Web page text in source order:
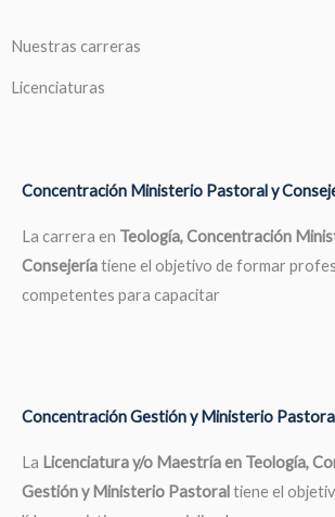
Nuestras carreras
Licenciaturas
Concentración Ministerio Pastoral y
La carrera en Teología, Concentración
Consejeríatiene el objetivo de formar
competentes para capacitar
Concentración Gestión y Ministerio
La Licenciatura y/o Maestría en Teología,
Gestión y Ministerio Pastoraltiene el